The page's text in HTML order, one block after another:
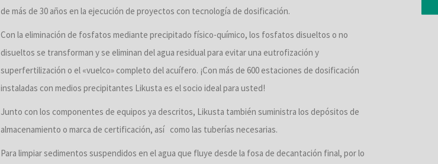
de más de 30 años en la ejecución de proyectos con tecnología de dosificación.
Con la eliminación de fosfatos mediante precipitado físico-químico, los fosfatos disueltos o no
disueltos se transforman y se eliminan del agua residual para evitar una eutrofización y
superfertilización o el «vuelco» completo del acuífero. ¡Con más de 600 estaciones de dosificación
instaladas con medios precipitantes Likusta es el socio ideal para usted!
Junto con los componentes de equipos ya descritos, Likusta también suministra los depósitos de
almacenamiento o marca de certificación, así como las tuberías necesarias.
Para limpiar sedimentos suspendidos en el agua que fluye desde la fosa de decantación final, por lo